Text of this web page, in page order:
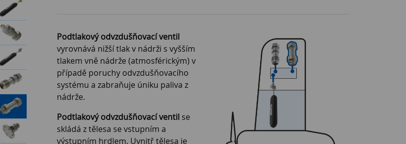
Podtlakový odvzdušňovací ventil
vyrovnává nižší tlak v nádrži s vyšším
tlakem vně nádrže (atmosférickým) v
případě poruchy odvzdušňovacího
systému a zabraňuje úniku paliva z
nádrže.
Podtlakový odvzdušňovací ventil se
skládá z tělesa se vstupním a
výstupním hrdlem. Uvnitř tělesa je